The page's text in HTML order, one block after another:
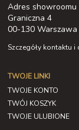
Adres showroomu
Graniczna 4
00-130 Warszawa
Szczegóły kontaktu i
TWOJE LINKI
TWOJE KONTO
TWÓJ KOSZYK
TWOJE ULUBIONE